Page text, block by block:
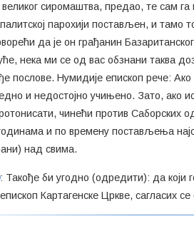
великог сиромаштва, предао, те сам
парохији постављен, и
да је он грађанин
нека ми се од вас обзнани таква
послове. Нумидије епископ рече: Ако
и недостојно учињено. Зато, ако
чинећи против Саборских
и по времену постављења
над свима.
: Такође би угодно (одредити): да који
Картагенске Цркве, сагласих